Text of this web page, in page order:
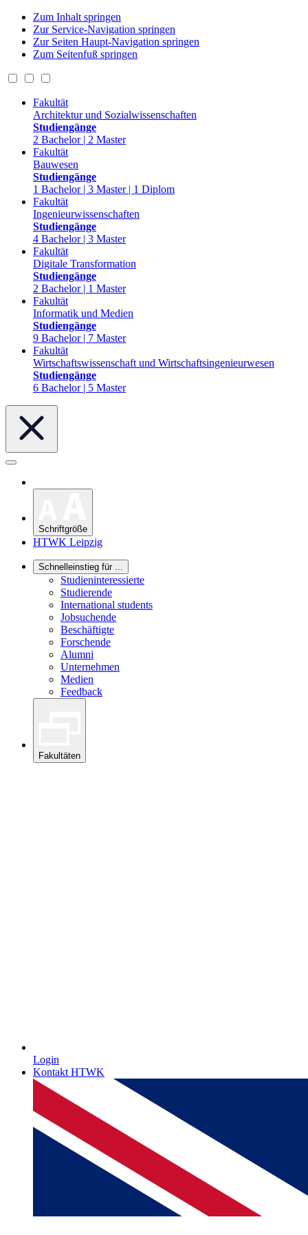
Zum Inhalt springen
Zur Service-Navigation springen
Zur Seiten Haupt-Navigation springen
Zum Seitenfuß springen
Fakultät
Architektur und Sozialwissenschaften
Studiengänge
2 Bachelor | 2 Master
Fakultät
Bauwesen
Studiengänge
1 Bachelor | 3 Master | 1 Diplom
Fakultät
Ingenieurwissenschaften
Studiengänge
4 Bachelor | 3 Master
Fakultät
Digitale Transformation
Studiengänge
2 Bachelor | 1 Master
Fakultät
Informatik und Medien
Studiengänge
9 Bachelor | 7 Master
Fakultät
Wirtschaftswissenschaft und Wirtschaftsingenieurwesen
Studiengänge
6 Bachelor | 5 Master
Schriftgröße
HTWK Leipzig
Schnelleinstieg für ...
Studieninteressierte
Studierende
International students
Jobsuchende
Beschäftigte
Forschende
Alumni
Unternehmen
Medien
Feedback
Fakultäten
Login
Kontakt HTWK